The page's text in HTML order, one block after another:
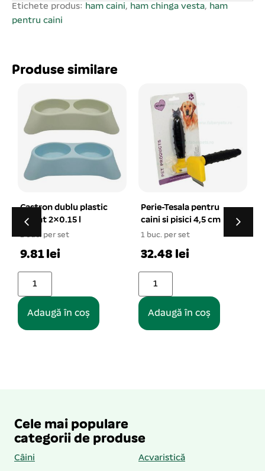
Etichete produs: ham caini, ham chinga vesta, ham
pentru caini
Produse similare
Perie-Tesala pentru
caini si pisici 4,5 cm
1 buc. per set
32.48 lei
Adaugă în coș
Scutece pentru
animale masculi S 12
buc
1 buc. per set
Cele mai populare
categorii de produse
Câini Acvaristică